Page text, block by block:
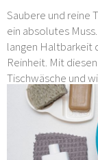
Saubere und reine
ein absolutes
langen Haltbarkeit
Reinheit. Mit
Tischwäsche und